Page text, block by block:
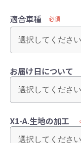
適合車種 必須
お届け日について
X1-A.生地の加工